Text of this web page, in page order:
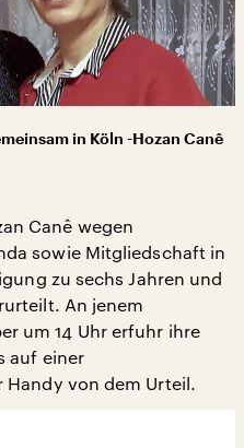
in Köln -Hozan Canê
Canê wegen
sowie Mitgliedschaft in
zu sechs Jahren und
An jenem
um 14 Uhr erfuhr ihre
auf einer
Handy von dem Urteil.